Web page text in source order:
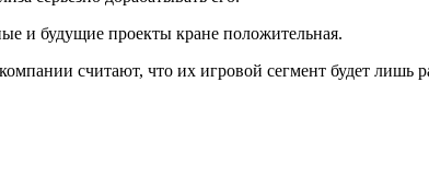
и будущие проекты кране положительная.
считают, что их игровой сегмент будет